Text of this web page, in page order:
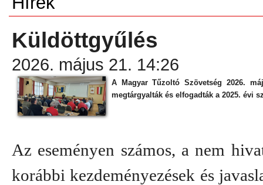
Küldöttgyűlés
2026. május 21. 14:26
A Magyar Tűzoltó Szövetség 2026.
megtárgyalták és elfogadták a 2025. évi
Az eseményen számos, a nem
korábbi kezdeményezések és